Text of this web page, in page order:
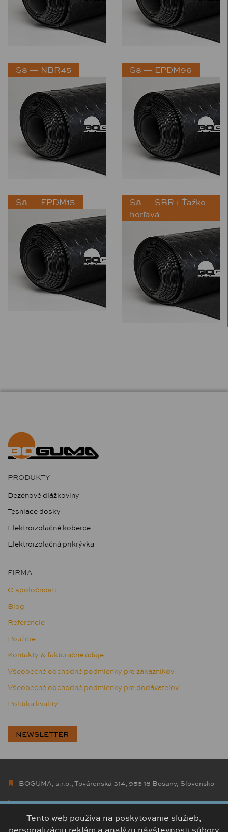
S8 — NBR45 S8 — EPDM96
S8 — EPDM15
S8 — SBR+ Ťažko
horľavá
PRODUKTY
Dezénové dlážkoviny
Tesniace dosky
Elektroizolačné koberce
Elektroizolačná prikrývka
FIRMA
O spoločnosti
Blog
Referencie
Použitie
Kontakty & fakturačné údaje
Všeobecné obchodné podmienky pre zákazníkov
Všeobecné obchodné podmienky pre dodávateľov
Politika kvality
NEWSLETTER
BOGUMA, s.r.o., Továrenská 314, 956 18 Bošany, Slovensko
+421 38 5426 307 info@boguma.sk
Tento web používa na poskytovanie služieb,